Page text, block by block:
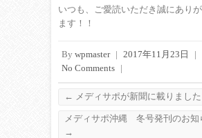
いつも、ご愛読いただき誠にあり
ます！！
By wpmaster | 2017年11月23日 |
No Comments |
← メディサポが新聞に載りました
メディサポ沖縄 冬号発刊のお知
→